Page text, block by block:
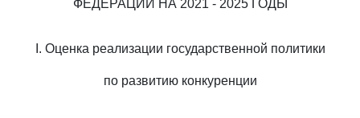
ФЕДЕРАЦИИ НА 2021 - 2025 ГОДЫ
I. Оценка реализации государственной политики
по развитию конкуренции